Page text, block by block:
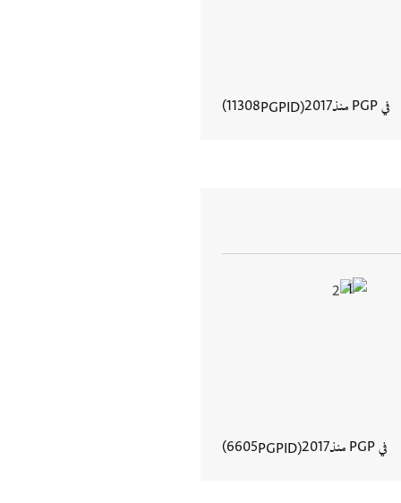
في PGP منذ 2017
PGPID
11308
في PGP منذ 2017
PGPID
6605